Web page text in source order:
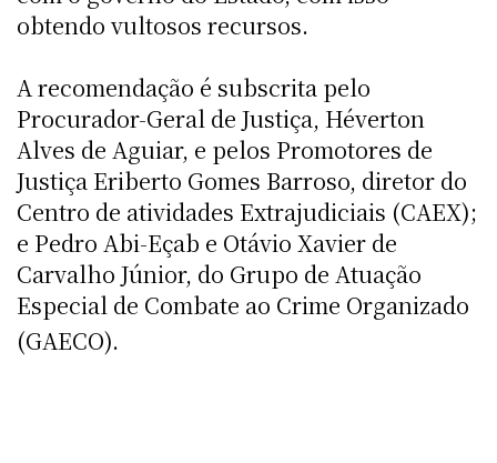
obtendo vultosos recursos.
A recomendação é subscrita pelo
Procurador-Geral de Justiça, Héverton
Alves de Aguiar, e pelos Promotores de
Justiça Eriberto Gomes Barroso, diretor do
Centro de atividades Extrajudiciais (CAEX);
e Pedro Abi-Eçab e Otávio Xavier de
Carvalho Júnior, do Grupo de Atuação
Especial de Combate ao Crime Organizado
(GAECO).